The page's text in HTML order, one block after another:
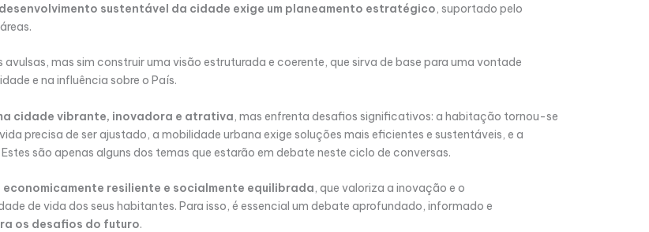
sustentável da cidade exige um planeamento estratégico, suportado pelo
mas sim construir uma visão estruturada e coerente, que sirva de base para uma vontade
e na influência sobre o País.
cidade vibrante, inovadora e atrativa, mas enfrenta desafios significativos: a habitação tornou-se
precisa de ser ajustado, a mobilidade urbana exige soluções mais eficientes e sustentáveis, e a
são apenas alguns dos temas que estarão em debate neste ciclo de conversas.
economicamente resiliente e socialmente equilibrada, que valoriza a inovação e o
de vida dos seus habitantes. Para isso, é essencial um debate aprofundado, informado e
os desafios do futuro.